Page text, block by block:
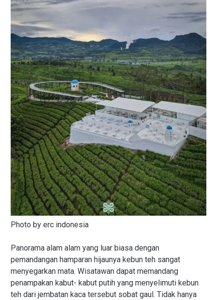
Photo by erc indonesia
Panorama alam alam yang luar biasa dengan
pemandangan hamparan hijaunya kebun teh sangat
menyegarkan mata. Wisatawan dapat memandang
penampakan kabut- kabut putih yang menyelimuti kebun
teh dari jembatan kaca tersebut sobat gaul. Tidak hanya